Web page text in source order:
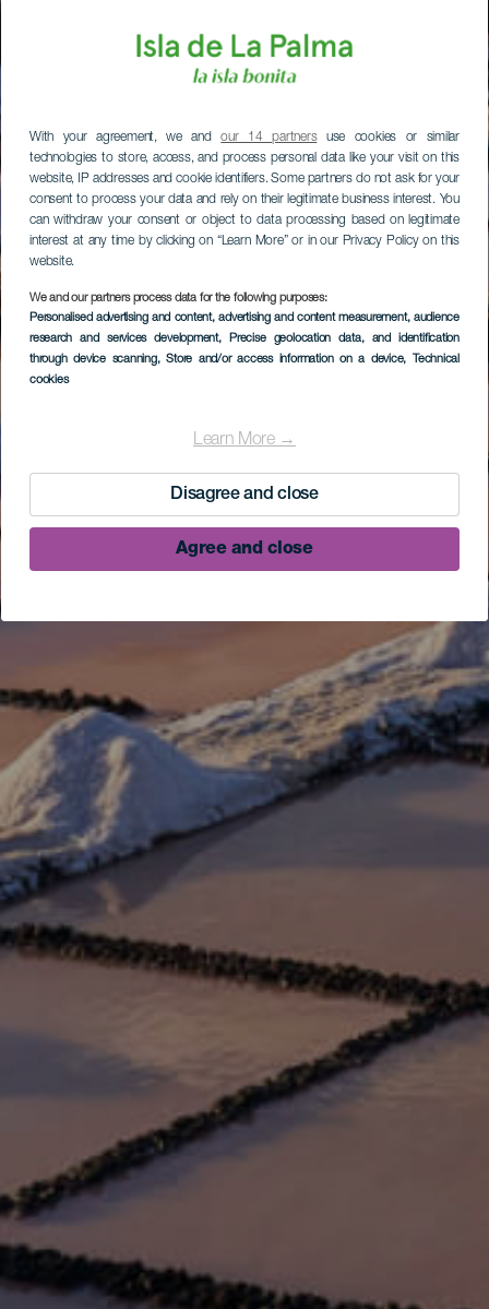
With your agreement, we andour 14 partnersuse cookies or similar
technologies to store, access, and process personal data like your visit on this
website, IP addresses and cookie identifiers. Some partners do not ask for your
consent to process your data and rely on their legitimate business interest. You
can withdraw your consent or object to data processing based on legitimate
interest at any time by clicking on “Learn More” or in our Privacy Policy on this
website.
We and our partners process data for the following purposes:
Personalised advertising and content, advertising and content measurement, audience
research and services development, Precise geolocation data, and identification
through device scanning, Store and/or access information on a device, Technical
cookies
Learn More →
Disagree and close
Agree and close